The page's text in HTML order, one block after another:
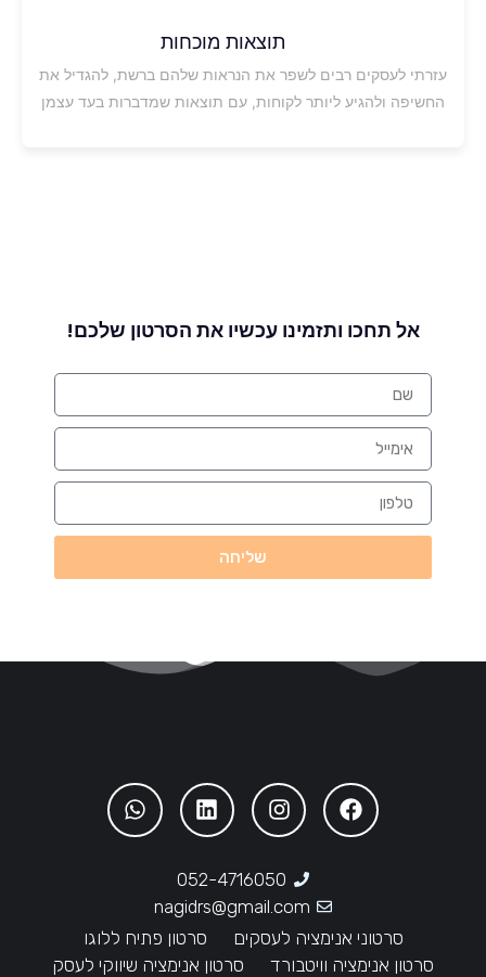
תוצאות מוכחות
עזרתי לעסקים רבים לשפר את הנראות שלהם ברשת, להגדיל את
החשיפה ולהגיע ליותר לקוחות, עם תוצאות שמדברות בעד עצמן
אל תחכו ותזמינו עכשיו את הסרטון שלכם!
שליחה
052-4716050
nagidrs@gmail.com
סרטוני אנימציה לעסקים
סרטון פתיח ללוגו
סרטון אנימציה וויטבורד
סרטון אנימציה שיווקי לעסק